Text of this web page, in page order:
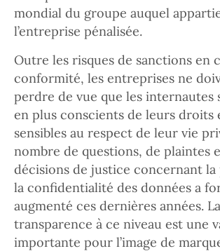
mondial du groupe auquel
l’entreprise pénalisée.
Outre les risques de sanctions en
conformité, les entreprises ne
perdre de vue que les internautes
en plus conscients de leurs droits
sensibles au respect de leur vie
nombre de questions, de plaintes
décisions de justice concernant
la confidentialité des données a
augmenté ces dernières années. La
transparence à ce niveau est une
importante pour l’image de